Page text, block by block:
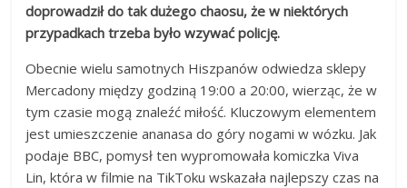
doprowadził do tak dużego chaosu, że w niektórych
przypadkach trzeba było wzywać policję.
Obecnie wielu samotnych Hiszpanów odwiedza sklepy
Mercadony między godziną 19:00 a 20:00, wierząc, że w
tym czasie mogą znaleźć miłość. Kluczowym elementem
jest umieszczenie ananasa do góry nogami w wózku. Jak
podaje BBC, pomysł ten wypromowała komiczka Viva
Lin, która w filmie na TikToku wskazała najlepszy czas na